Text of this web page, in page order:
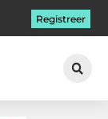
Registreer